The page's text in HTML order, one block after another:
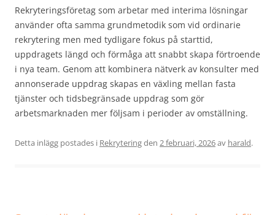
Rekryteringsföretag som arbetar med interima lösningar
använder ofta samma grundmetodik som vid ordinarie
rekrytering men med tydligare fokus på starttid,
uppdragets längd och förmåga att snabbt skapa förtroende
i nya team. Genom att kombinera nätverk av konsulter med
annonserade uppdrag skapas en växling mellan fasta
tjänster och tidsbegränsade uppdrag som gör
arbetsmarknaden mer följsam i perioder av omställning.
Detta inlägg postades i Rekryteringden 2 februari, 2026av harald.